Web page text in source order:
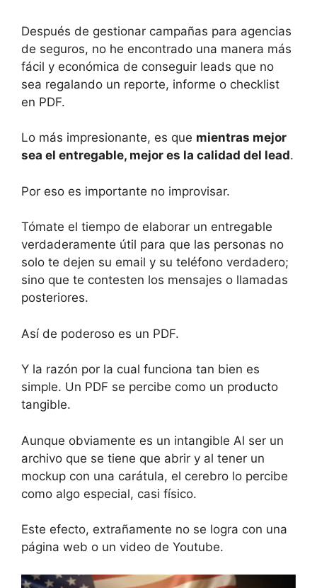
Después de gestionar campañas para agencias
de seguros, no he encontrado una manera más
fácil y económica de conseguir leads que no
sea regalando un reporte, informe o checklist
en PDF.
Lo más impresionante, es que mientras mejor
sea el entregable, mejor es la calidad del lead.
Por eso es importante no improvisar.
Tómate el tiempo de elaborar un entregable
verdaderamente útil para que las personas no
solo te dejen su email y su teléfono verdadero;
sino que te contesten los mensajes o llamadas
posteriores.
Así de poderoso es un PDF.
Y la razón por la cual funciona tan bien es
simple. Un PDF se percibe como un producto
tangible.
Aunque obviamente es un intangible Al ser un
archivo que se tiene que abrir y al tener un
mockup con una carátula, el cerebro lo percibe
como algo especial, casi físico.
Este efecto, extrañamente no se logra con una
página web o un video de Youtube.